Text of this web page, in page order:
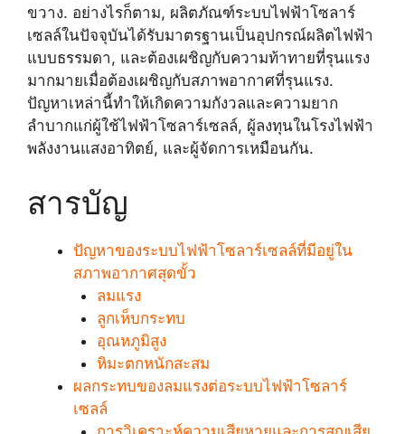
ขวาง. อย่างไรก็ตาม, ผลิตภัณฑ์ระบบไฟฟ้าโซลาร์
เซลล์ในปัจจุบันได้รับมาตรฐานเป็นอุปกรณ์ผลิตไฟฟ้า
แบบธรรมดา, และต้องเผชิญกับความท้าทายที่รุนแรง
มากมายเมื่อต้องเผชิญกับสภาพอากาศที่รุนแรง.
ปัญหาเหล่านี้ทำให้เกิดความกังวลและความยาก
ลำบากแก่ผู้ใช้ไฟฟ้าโซลาร์เซลล์, ผู้ลงทุนในโรงไฟฟ้า
พลังงานแสงอาทิตย์, และผู้จัดการเหมือนกัน.
สารบัญ
ปัญหาของระบบไฟฟ้าโซลาร์เซลล์ที่มีอยู่ใน
สภาพอากาศสุดขั้ว
ลมแรง
ลูกเห็บกระทบ
อุณหภูมิสูง
หิมะตกหนักสะสม
ผลกระทบของลมแรงต่อระบบไฟฟ้าโซลาร์
เซลล์